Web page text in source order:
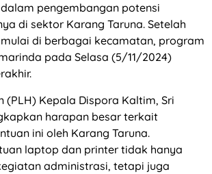
pengembangan potensi
di sektor Karang Taruna. Setelah
di berbagai kecamatan, program
pada Selasa (5/11/2024)
(PLH) Kepala Dispora Kaltim, Sri
harapan besar terkait
ini oleh Karang Taruna.
laptop dan printer tidak hanya
administrasi, tetapi juga